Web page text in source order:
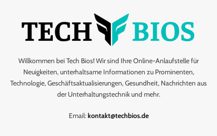
Willkommen bei Tech Bios! Wir sind Ihre Online-Anlaufstelle für
Neuigkeiten, unterhaltsame Informationen zu Prominenten,
Technologie, Geschäftsaktualisierungen, Gesundheit, Nachrichten aus
der Unterhaltungstechnik und mehr.
Email:kontakt@techbios.de